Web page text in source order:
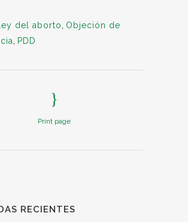
Ley del aborto
Objeción de
PDD
Print page
RECIENTES